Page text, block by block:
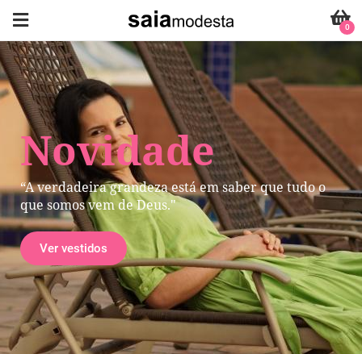
Novidade
“A verdadeira grandeza está em saber que tudo o
que somos vem de Deus."
Ver vestidos
0